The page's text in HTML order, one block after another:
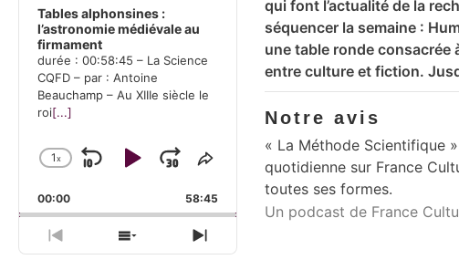
Tables alphonsines :
l’astronomie médiévale au
firmament
durée : 00:58:45 – La Science
CQFD – par : Antoine
Beauchamp – Au XIIIe siècle le
roi[...]
Change Playback Rate
1x Skip Backward
Play Pause
Jump Forward
Share This Episode
00:00 58:45
Previous Episode
Show Episodes List
Next Episode
qui font l’actualité de la
séquencer la semaine :
une table ronde consacrée
entre culture et fiction.
Notre avis
« La Méthode Scientifique
quotidienne sur France
toutes ses formes.
Un podcast de France